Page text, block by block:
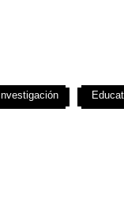
Investigación